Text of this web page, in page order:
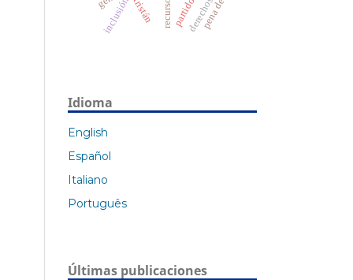
inclusión
Idioma
English
Español
Italiano
Português
Últimas publicaciones